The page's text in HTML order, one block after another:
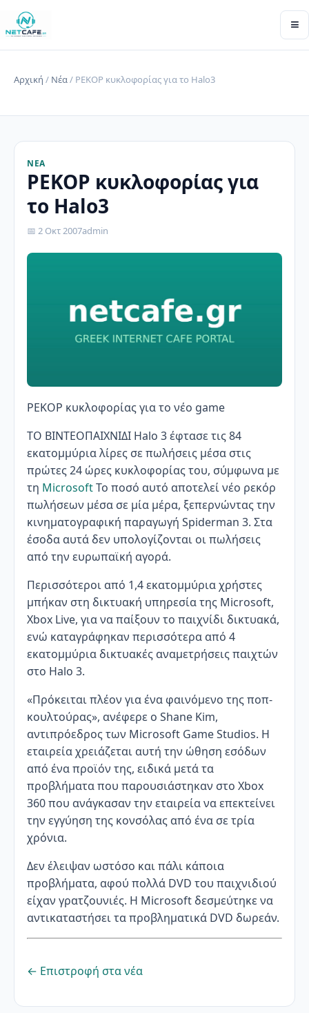
≡
Αρχική / Νέα/ ΡΕΚΟΡ κυκλοφορίας για το Halo3
ΝΈΑ
ΡΕΚΟΡ κυκλοφορίας για
το Halo3
📅 2 Οκτ 2007admin
ΡΕΚΟΡ κυκλοφορίας για το νέο game
ΤΟ ΒΙΝΤΕΟΠΑΙΧΝΙΔΙ Halo 3 έφτασε τις 84
εκατομμύρια λίρες σε πωλήσεις μέσα στις
πρώτες 24 ώρες κυκλοφορίας του, σύμφωνα με
τη MicrosoftΤο ποσό αυτό αποτελεί νέο ρεκόρ
πωλήσεων μέσα σε μία μέρα, ξεπερνώντας την
κινηματογραφική παραγωγή Spiderman 3. Στα
έσοδα αυτά δεν υπολογίζονται οι πωλήσεις
από την ευρωπαϊκή αγορά.
Περισσότεροι από 1,4 εκατομμύρια χρήστες
μπήκαν στη δικτυακή υπηρεσία της Microsoft,
Xbox Live, για να παίξουν το παιχνίδι δικτυακά,
ενώ καταγράφηκαν περισσότερα από 4
εκατομμύρια δικτυακές αναμετρήσεις παιχτών
στο Halo 3.
«Πρόκειται πλέον για ένα φαινόμενο της ποπ-
κουλτούρας», ανέφερε ο Shane Kim,
αντιπρόεδρος των Microsoft Game Studios. Η
εταιρεία χρειάζεται αυτή την ώθηση εσόδων
από ένα προϊόν της, ειδικά μετά τα
προβλήματα που παρουσιάστηκαν στο Xbox
360 που ανάγκασαν την εταιρεία να επεκτείνει
την εγγύηση της κονσόλας από ένα σε τρία
χρόνια.
Δεν έλειψαν ωστόσο και πάλι κάποια
προβλήματα, αφού πολλά DVD του παιχνιδιού
είχαν γρατζουνιές. Η Microsoft δεσμεύτηκε να
αντικαταστήσει τα προβληματικά DVD δωρεάν.
← Επιστροφή στα νέα